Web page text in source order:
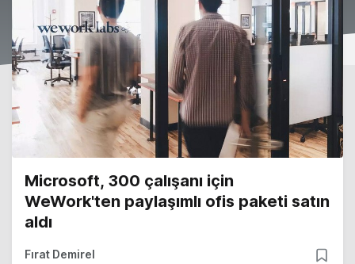
Microsoft, 300 çalışanı için
WeWork'ten paylaşımlı ofis paketi satın
aldı
Fırat Demirel